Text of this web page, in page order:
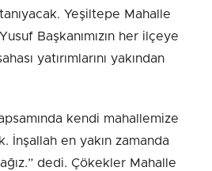
Yeşiltepe Mahalle
Başkanımızın her ilçeye
yatırımlarını yakından
kendi mahallemize
İnşallah en yakın zamanda
dedi. Çökekler Mahalle